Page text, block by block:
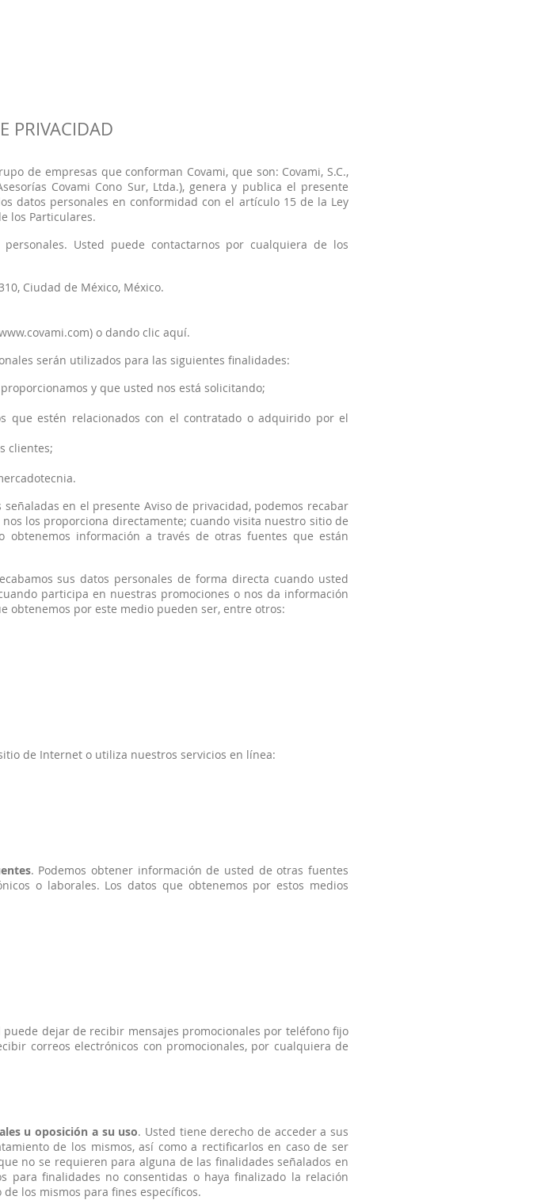
PRIVACIDAD
de empresas que conforman Covami, que son: Covami, S.C.,
Covami Cono Sur, Ltda.), genera y publica el presente
datos personales en conformidad con el artículo 15 de la Ley
los Particulares.
Usted puede contactarnos por cualquiera de los
Ciudad de México, México.
) o dando clic aquí.
serán utilizados para las siguientes finalidades:
y que usted nos está solicitando;
que estén relacionados con el contratado o adquirido por el
clientes;
señaladas en el presente Aviso de privacidad, podemos recabar
los proporciona directamente; cuando visita nuestro sitio de
información a través de otras fuentes que están
sus datos personales de forma directa cuando usted
participa en nuestras promociones o nos da información
obtenemos por este medio pueden ser, entre otros:
de Internet o utiliza nuestros servicios en línea:
. Podemos obtener información de usted de otras fuentes
o laborales. Los datos que obtenemos por estos medios
puede dejar de recibir mensajes promocionales por teléfono fijo
correos electrónicos con promocionales, por cualquiera de
u oposición a su uso. Usted tiene derecho de acceder a sus
de los mismos, así como a rectificarlos en caso de ser
no se requieren para alguna de las finalidades señalados en
para finalidades no consentidas o haya finalizado la relación
los mismos para fines específicos.